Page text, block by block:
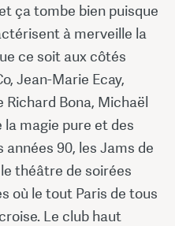
ça tombe bien puisque
à merveille la
ce soit aux côtés
Jean-Marie Ecay,
Bona, Michaël
magie pure et des
90, les Jams de
théâtre de soirées
où le tout Paris de tous
Le club haut